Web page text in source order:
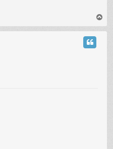
o
p